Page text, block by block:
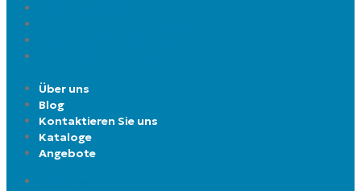
Über uns
Blog
Kontaktieren Sie uns
Kataloge
Angebote